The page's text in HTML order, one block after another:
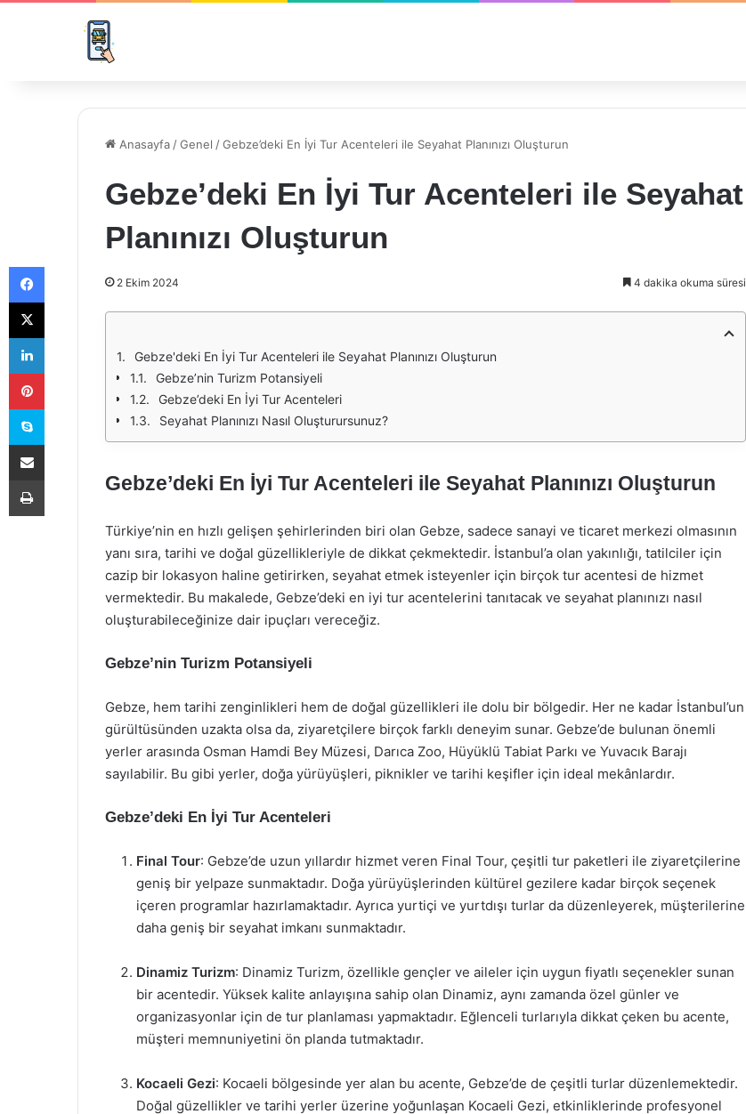
Anasayfa /Genel /Gebze’deki En İyi Tur Acenteleri ile Seyahat Planınızı Oluşturun
Gebze’deki En İyi Tur Acenteleri ile Seyahat
Planınızı Oluşturun
2 Ekim 2024 4 dakika okuma süresi
Gebze'deki En İyi Tur Acenteleri ile Seyahat Planınızı Oluşturun
Gebze’nin Turizm Potansiyeli
Gebze’deki En İyi Tur Acenteleri
Seyahat Planınızı Nasıl Oluşturursunuz?
Gebze’deki En İyi Tur Acenteleri ile Seyahat Planınızı Oluşturun
Türkiye’nin en hızlı gelişen şehirlerinden biri olan Gebze, sadece sanayi ve ticaret merkezi olmasının
yanı sıra, tarihi ve doğal güzellikleriyle de dikkat çekmektedir. İstanbul’a olan yakınlığı, tatilciler için
cazip bir lokasyon haline getirirken, seyahat etmek isteyenler için birçok tur acentesi de hizmet
vermektedir. Bu makalede, Gebze’deki en iyi tur acentelerini tanıtacak ve seyahat planınızı nasıl
oluşturabileceğinize dair ipuçları vereceğiz.
Gebze’nin Turizm Potansiyeli
Gebze, hem tarihi zenginlikleri hem de doğal güzellikleri ile dolu bir bölgedir. Her ne kadar İstanbul’un
gürültüsünden uzakta olsa da, ziyaretçilere birçok farklı deneyim sunar. Gebze’de bulunan önemli
yerler arasında Osman Hamdi Bey Müzesi, Darıca Zoo, Hüyüklü Tabiat Parkı ve Yuvacık Barajı
sayılabilir. Bu gibi yerler, doğa yürüyüşleri, piknikler ve tarihi keşifler için ideal mekânlardır.
Gebze’deki En İyi Tur Acenteleri
Final Tour: Gebze’de uzun yıllardır hizmet veren Final Tour, çeşitli tur paketleri ile ziyaretçilerine
geniş bir yelpaze sunmaktadır. Doğa yürüyüşlerinden kültürel gezilere kadar birçok seçenek
içeren programlar hazırlamaktadır. Ayrıca yurtiçi ve yurtdışı turlar da düzenleyerek, müşterilerine
daha geniş bir seyahat imkanı sunmaktadır.
Dinamiz Turizm: Dinamiz Turizm, özellikle gençler ve aileler için uygun fiyatlı seçenekler sunan
bir acentedir. Yüksek kalite anlayışına sahip olan Dinamiz, aynı zamanda özel günler ve
organizasyonlar için de tur planlaması yapmaktadır. Eğlenceli turlarıyla dikkat çeken bu acente,
müşteri memnuniyetini ön planda tutmaktadır.
Kocaeli Gezi: Kocaeli bölgesinde yer alan bu acente, Gebze’de de çeşitli turlar düzenlemektedir.
Doğal güzellikler ve tarihi yerler üzerine yoğunlaşan Kocaeli Gezi, etkinliklerinde profesyonel
Facebook
X
LinkedIn
Pinterest
Skype
E-Posta ile paylaş